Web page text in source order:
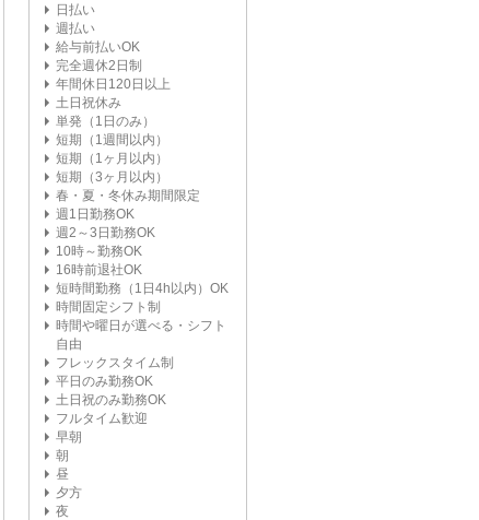
日払い
週払い
給与前払いOK
完全週休2日制
年間休日120日以上
土日祝休み
単発（1日のみ）
短期（1週間以内）
短期（1ヶ月以内）
短期（3ヶ月以内）
春・夏・冬休み期間限定
週1日勤務OK
週2～3日勤務OK
10時～勤務OK
16時前退社OK
短時間勤務（1日4h以内）OK
時間固定シフト制
時間や曜日が選べる・シフト
自由
フレックスタイム制
平日のみ勤務OK
土日祝のみ勤務OK
フルタイム歓迎
早朝
朝
昼
夕方
夜